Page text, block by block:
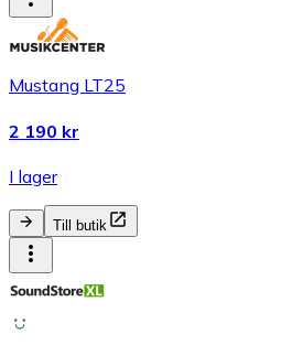
Mustang LT25
2 190 kr
I lager
Till butik